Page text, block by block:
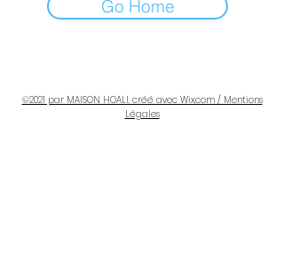
Go Home
©2021 par MAISON HOALI. créé avec Wix.com / Mentions
Légales